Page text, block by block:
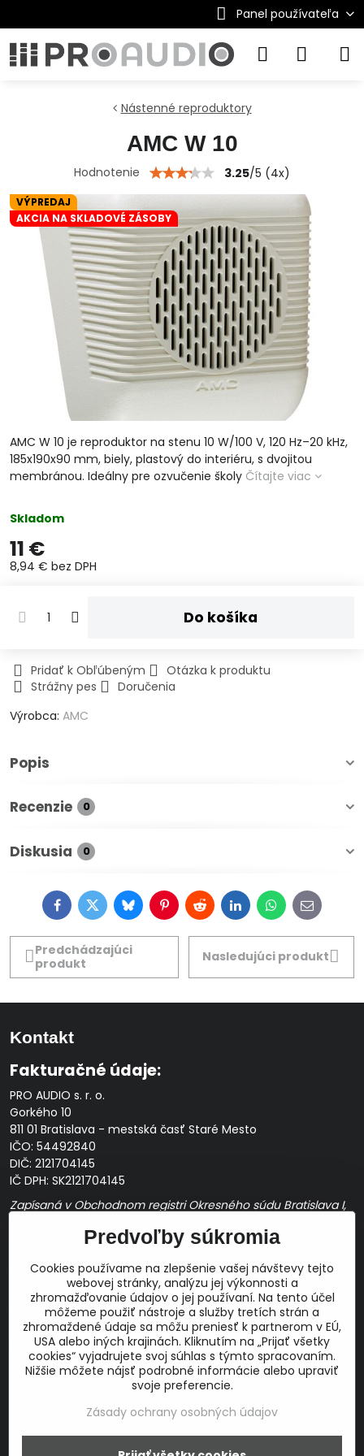
Panel používateľa
VÝPREDAJ
AKCIA NA SKLADOVÉ ZÁSOBY
Nástenné reproduktory
AMC W 10
Hodnotenie 3.25/5 (4x)
AMC W 10 je reproduktor na stenu 10 W/100 V, 120 Hz–20 kHz,
185x190x90 mm, biely, plastový do interiéru, s dvojitou
membránou. Ideálny pre ozvučenie školy Čítajte viac
Skladom
11 €
8,94 € bez DPH
Do košíka
Pridať k Obľúbeným
Otázka k produktu
Strážny pes
Doručenia
Výrobca: AMC
Popis
Recenzie 0
Diskusia 0
FacebookTwitterBlueskyPinterestRedditLinkedInWhatsApp
E-
mail
Predchádzajúci
produkt
Nasledujúci produkt
Kontakt
Fakturačné údaje:
PRO AUDIO s. r. o.
Gorkého 10
811 01 Bratislava - mestská časť Staré Mesto
IČO: 54492840
DIČ: 2121704145
IČ DPH: SK2121704145
Zapísaná v Obchodnom registri Okresného súdu Bratislava I,
Prevádzková doba: pracovné dni10:00 - 14:00
E-mail:
obchod@proaudio.sk
Bankové spojenie:
Slovenská sporiteľňa, a.s.
IBAN: SK48 0900 0000 0051 9050 9782
SWIFT: GIBASKBX
Predvoľby súkromia
Cookies používame na zlepšenie vašej návštevy tejto
webovej stránky, analýzu jej výkonnosti a
zhromažďovanie údajov o jej používaní. Na tento účel
môžeme použiť nástroje a služby tretích strán a
zhromaždené údaje sa môžu preniesť k partnerom v EÚ,
USA alebo iných krajinách. Kliknutím na „Prijať všetky
cookies“ vyjadrujete svoj súhlas s týmto spracovaním.
Nižšie môžete nájsť podrobné informácie alebo upraviť
svoje preferencie.
Zásady ochrany osobných údajov